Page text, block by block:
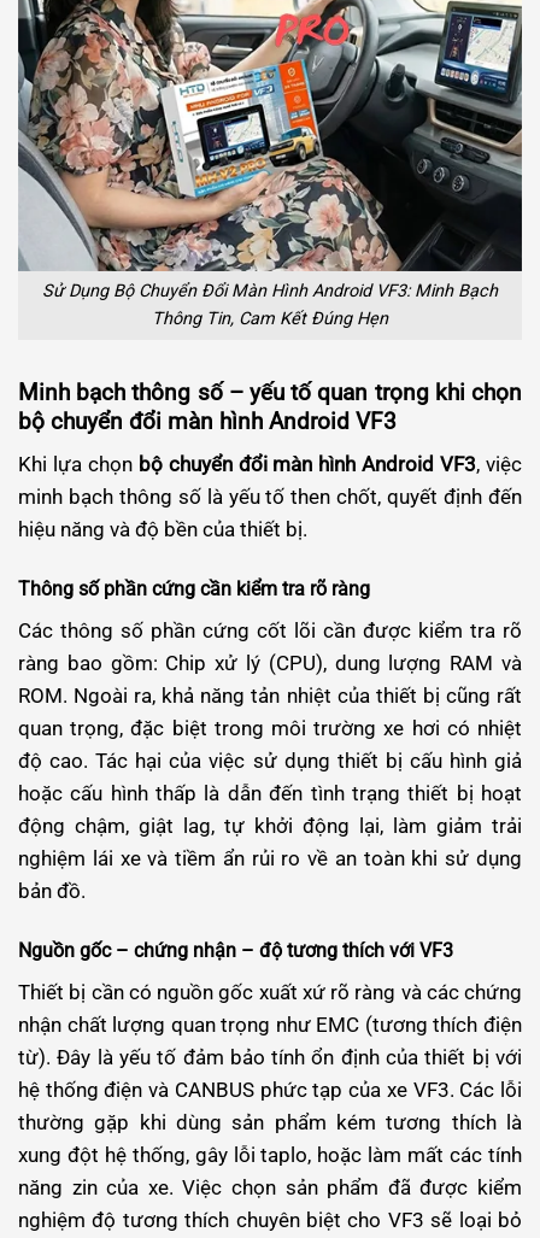
Sử Dụng Bộ Chuyển Đổi Màn Hình Android VF3: Minh Bạch
Thông Tin, Cam Kết Đúng Hẹn
Minh bạch thông số – yếu tố quan trọng khi chọn
bộ chuyển đổi màn hình Android VF3
Khi lựa chọn bộ chuyển đổi màn hình Android VF3, việc
minh bạch thông số là yếu tố then chốt, quyết định đến
hiệu năng và độ bền của thiết bị.
Thông số phần cứng cần kiểm tra rõ ràng
Các thông số phần cứng cốt lõi cần được kiểm tra rõ
ràng bao gồm: Chip xử lý (CPU), dung lượng RAM và
ROM. Ngoài ra, khả năng tản nhiệt của thiết bị cũng rất
quan trọng, đặc biệt trong môi trường xe hơi có nhiệt
độ cao. Tác hại của việc sử dụng thiết bị cấu hình giả
hoặc cấu hình thấp là dẫn đến tình trạng thiết bị hoạt
động chậm, giật lag, tự khởi động lại, làm giảm trải
nghiệm lái xe và tiềm ẩn rủi ro về an toàn khi sử dụng
bản đồ.
Nguồn gốc – chứng nhận – độ tương thích với VF3
Thiết bị cần có nguồn gốc xuất xứ rõ ràng và các chứng
nhận chất lượng quan trọng như EMC (tương thích điện
từ). Đây là yếu tố đảm bảo tính ổn định của thiết bị với
hệ thống điện và CANBUS phức tạp của xe VF3. Các lỗi
thường gặp khi dùng sản phẩm kém tương thích là
xung đột hệ thống, gây lỗi taplo, hoặc làm mất các tính
năng zin của xe. Việc chọn sản phẩm đã được kiểm
nghiệm độ tương thích chuyên biệt cho VF3 sẽ loại bỏ